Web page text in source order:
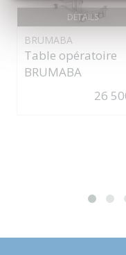
DÉTAILS
BRUMABA
Table opératoire
BRUMABA
26